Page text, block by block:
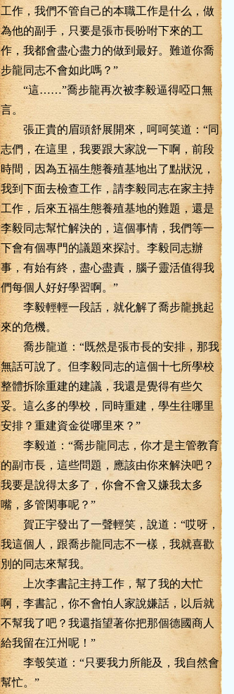
工作，我們不管自己的本職工作是什么，做
為他的副手，只要是張市長吩咐下來的工
作，我都會盡心盡力的做到最好。難道你喬
步龍同志不會如此嗎？”
“這……”喬步龍再次被李毅逼得啞口無
言。
張正貴的眉頭舒展開來，呵呵笑道：“同
志們，在這里，我要跟大家說一下啊，前段
時間，因為五福生態養殖基地出了點狀況，
我到下面去檢查工作，請李毅同志在家主持
工作，后來五福生態養殖基地的難題，還是
李毅同志幫忙解決的，這個事情，我們等一
下會有個專門的議題來探討。李毅同志辦
事，有始有終，盡心盡責，腦子靈活值得我
們每個人好好學習啊。”
李毅輕輕一段話，就化解了喬步龍挑起
來的危機。
喬步龍道：“既然是張市長的安排，那我
無話可說了。但李毅同志的這個十七所學校
整體拆除重建的建議，我還是覺得有些欠
妥。這么多的學校，同時重建，學生往哪里
安排？重建資金從哪里來？”
李毅道：“喬步龍同志，你才是主管教育
的副市長，這些問題，應該由你來解決吧？
我要是說得太多了，你會不會又嫌我太多
嘴，多管閑事呢？”
賀正宇發出了一聲輕笑，說道：“哎呀，
我這個人，跟喬步龍同志不一樣，我就喜歡
別的同志來幫我。
上次李書記主持工作，幫了我的大忙
啊，李書記，你不會怕人家說嫌話，以后就
不幫我了吧？我還指望著你把那個德國商人
給我留在江州呢！”
李彀笑道：“只要我力所能及，我自然會
幫忙。”